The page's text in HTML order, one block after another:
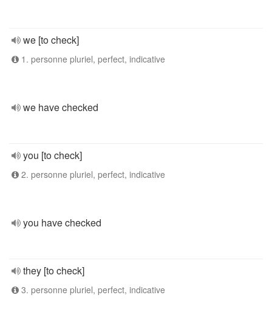
we [to check]
1. personne pluriel, perfect, indicative
we have checked
you [to check]
2. personne pluriel, perfect, indicative
you have checked
they [to check]
3. personne pluriel, perfect, indicative